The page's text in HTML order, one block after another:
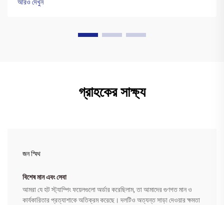
আরও দেখুন
গ্রাহকের সাক্ষ্য
জন স্মিথ
বিশেষ মান এবং সেবা
আমরা যে হট স্ট্যাম্পিং ফয়েলগুলো অর্ডার করেছিলাম, তা আমাদের গুণগত মান ও
কার্যকারিতার প্রত্যাশাকে অতিক্রম করেছে। দলটিও অত্যন্ত সাড়া দেওয়ার ক্ষমতা